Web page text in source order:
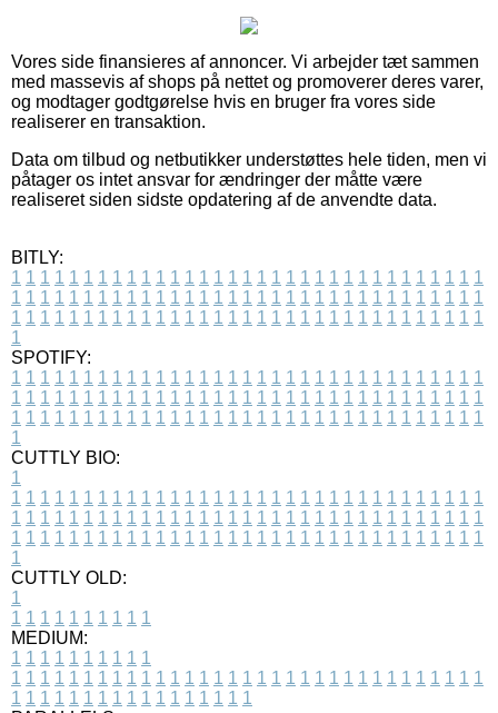
Vores side finansieres af annoncer. Vi arbejder tæt sammen
med massevis af shops på nettet og promoverer deres varer,
og modtager godtgørelse hvis en bruger fra vores side
realiserer en transaktion.
Data om tilbud og netbutikker understøttes hele tiden, men vi
påtager os intet ansvar for ændringer der måtte være
realiseret siden sidste opdatering af de anvendte data.
BITLY:
1 1 1 1 1 1 1 1 1 1 1 1 1 1 1 1 1 1 1 1 1 1 1 1 1 1 1 1 1 1 1 1 1
1 1 1 1 1 1 1 1 1 1 1 1 1 1 1 1 1 1 1 1 1 1 1 1 1 1 1 1 1 1 1 1 1
1 1 1 1 1 1 1 1 1 1 1 1 1 1 1 1 1 1 1 1 1 1 1 1 1 1 1 1 1 1 1 1 1
1
SPOTIFY:
1 1 1 1 1 1 1 1 1 1 1 1 1 1 1 1 1 1 1 1 1 1 1 1 1 1 1 1 1 1 1 1 1
1 1 1 1 1 1 1 1 1 1 1 1 1 1 1 1 1 1 1 1 1 1 1 1 1 1 1 1 1 1 1 1 1
1 1 1 1 1 1 1 1 1 1 1 1 1 1 1 1 1 1 1 1 1 1 1 1 1 1 1 1 1 1 1 1 1
1
CUTTLY BIO:
1
1 1 1 1 1 1 1 1 1 1 1 1 1 1 1 1 1 1 1 1 1 1 1 1 1 1 1 1 1 1 1 1 1
1 1 1 1 1 1 1 1 1 1 1 1 1 1 1 1 1 1 1 1 1 1 1 1 1 1 1 1 1 1 1 1 1
1 1 1 1 1 1 1 1 1 1 1 1 1 1 1 1 1 1 1 1 1 1 1 1 1 1 1 1 1 1 1 1 1
1
CUTTLY OLD:
1
1 1 1 1 1 1 1 1 1 1
MEDIUM:
1 1 1 1 1 1 1 1 1 1
1 1 1 1 1 1 1 1 1 1 1 1 1 1 1 1 1 1 1 1 1 1 1 1 1 1 1 1 1 1 1 1 1
1 1 1 1 1 1 1 1 1 1 1 1 1 1 1 1 1